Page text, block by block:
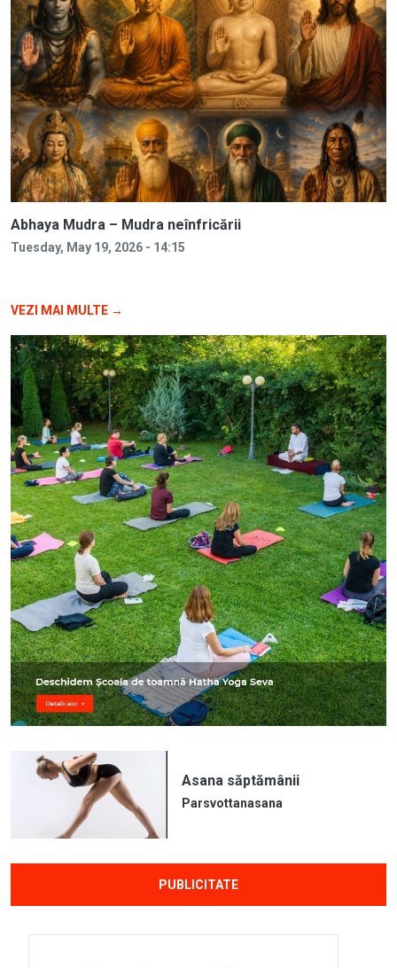
Abhaya Mudra – Mudra neînfricării
Tuesday, May 19, 2026 - 14:15
VEZI MAI MULTE →
Image
Asana săptămânii
Parsvottanasana
PUBLICITATE